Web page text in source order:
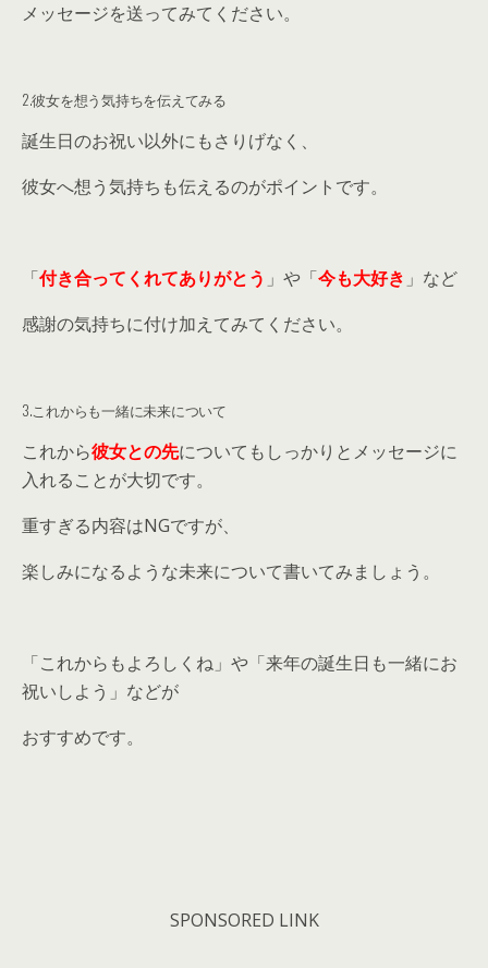
メッセージを送ってみてください。
2.彼女を想う気持ちを伝えてみる
誕生日のお祝い以外にもさりげなく、
彼女へ想う気持ちも伝えるのがポイントです。
「付き合ってくれてありがとう 」や「今も大好き 」など
感謝の気持ちに付け加えてみてください。
3.これからも一緒に未来について
これから彼女との先についてもしっかりとメッセージに
入れることが大切です。
重すぎる内容はNGですが、
楽しみになるような未来について書いてみましょう。
「これからもよろしくね」や「来年の誕生日も一緒にお
祝いしよう」などが
おすすめです。
SPONSORED LINK